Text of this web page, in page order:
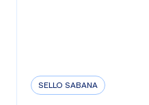
SELLO SABANA